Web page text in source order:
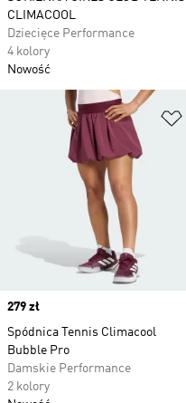
CLIMACOOL
Dziecięce Performance
4 kolory
Nowość
Price
279 zł
Spódnica Tennis Climacool
Bubble Pro
Damskie Performance
2 kolory